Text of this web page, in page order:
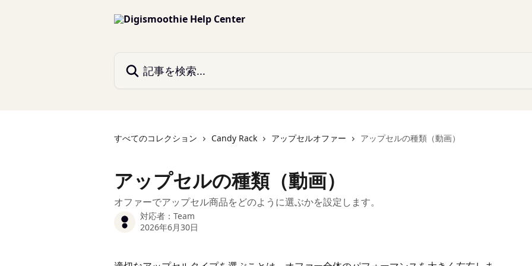
すべてのコレクション Candy Rack アップセルオファー アップセルの種類（動画）
アップセルの種類（動画）
オファーでアップセル商品をどのように選ぶかを設定します。
対応者： Team
2026年6月30日